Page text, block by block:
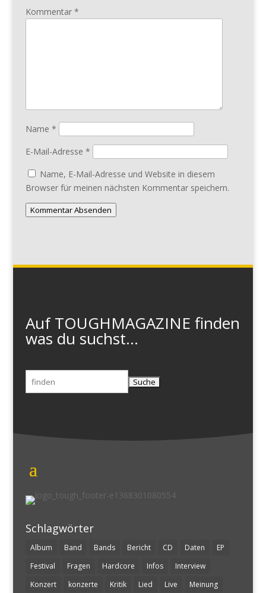
Kommentar *
Name *
E-Mail-Adresse *
Name, E-Mail-Adresse und Website in diesem
Browser für meinen nächsten Kommentar speichern.
Kommentar Absenden
Auf TOUGHMAGAZINE finden
was du suchst...
Suchen
nach:
Schlagwörter
Album Band Bands Bericht CD Daten
EP
Festival
Fragen Hardcore Infos
Interview
Konzert
konzerte Kritik Lied Live Meinung